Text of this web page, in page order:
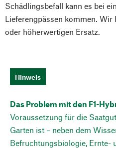
Schädlingsbefall kann es bei
Lieferengpässen kommen. Wir
oder höherwertigen Ersatz.
Hinweis
Das Problem mit den F1-
Voraussetzung für die
Garten ist – neben dem
Befruchtungsbiologie, Ernte-